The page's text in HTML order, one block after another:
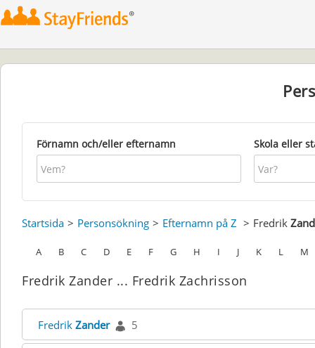
Förnamn och/eller efternamn Skola eller
Startsida Personsökning Efternamn på Z Fredrik
A B C D E F G H I J K L M
Fredrik Zander ... Fredrik Zachrisson
Fredrik Zander 5